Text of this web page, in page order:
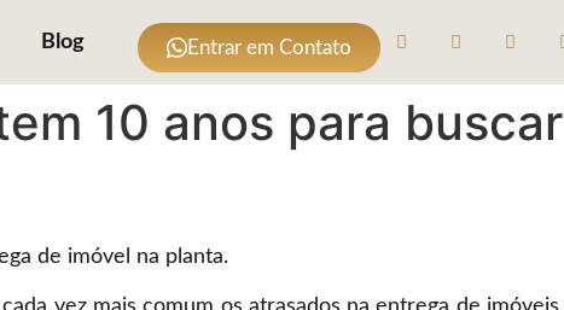
Blog Entrar em Contato
10 anos para buscar
de imóvel na planta.